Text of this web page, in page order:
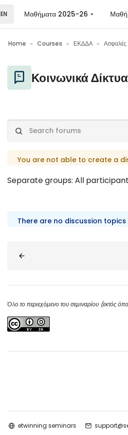
EN Μαθήματα 2025-26
Home Courses ΕΚΔΔΑ Ασφαλές
BlocksΚοινωνικά
Blocks
Search forums
You are not able to create a
Separate groups: All
There are no discussion
Blocks
Όλο το περιεχόμενο του σεμιναρίου (εκτός
etwinning seminars